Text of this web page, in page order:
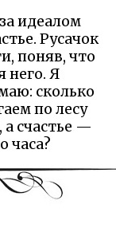
идеалом
Русачок
поняв, что
него. Я
сколько
по лесу
счастье —
часа?